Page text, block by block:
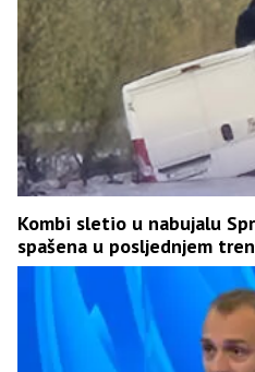
Kombi sletio u nabujalu
spašena u posljednjem